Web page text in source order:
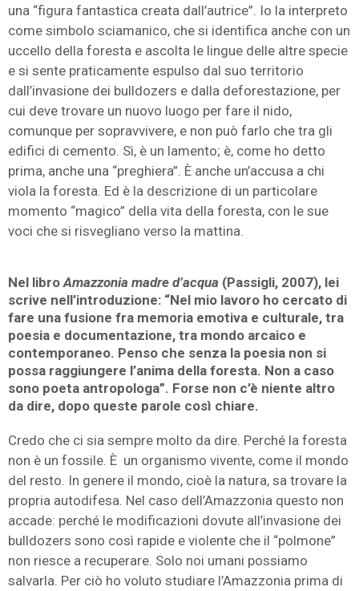
una “figura fantastica creata dall’autrice”. Io la interpreto
come simbolo sciamanico, che si identifica anche con un
uccello della foresta e ascolta le lingue delle altre specie
e si sente praticamente espulso dal suo territorio
dall’invasione dei bulldozers e dalla deforestazione, per
cui deve trovare un nuovo luogo per fare il nido,
comunque per sopravvivere, e non può farlo che tra gli
edifici di cemento. Sì, è un lamento; è, come ho detto
prima, anche una “preghiera”. È anche un’accusa a chi
viola la foresta. Ed è la descrizione di un particolare
momento “magico” della vita della foresta, con le sue
voci che si risvegliano verso la mattina.
Nel libro Amazzonia madre d’acqua (Passigli, 2007), lei
scrive nell’introduzione: “Nel mio lavoro ho cercato di
fare una fusione fra memoria emotiva e culturale, tra
poesia e documentazione, tra mondo arcaico e
contemporaneo. Penso che senza la poesia non si
possa raggiungere l’anima della foresta. Non a caso
sono poeta antropologa”. Forse non c’è niente altro
da dire, dopo queste parole così chiare.
Credo che ci sia sempre molto da dire. Perché la foresta
non è un fossile. È un organismo vivente, come il mondo
del resto. In genere il mondo, cioè la natura, sa trovare la
propria autodifesa. Nel caso dell’Amazzonia questo non
accade: perché le modificazioni dovute all’invasione dei
bulldozers sono così rapide e violente che il “polmone”
non riesce a recuperare. Solo noi umani possiamo
salvarla. Per ciò ho voluto studiare l’Amazzonia prima di